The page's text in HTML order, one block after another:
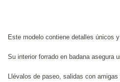
Este modelo contiene detalles únicos
Su interior forrado en badana asegura
Llévalos de paseo, salidas con